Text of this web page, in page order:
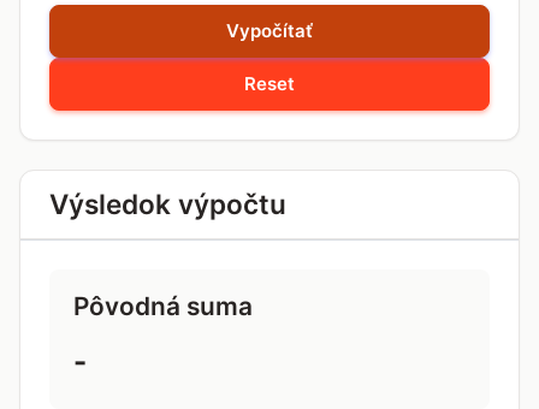
Reset
Vypočítať
Výsledok výpočtu
Pôvodná suma
-